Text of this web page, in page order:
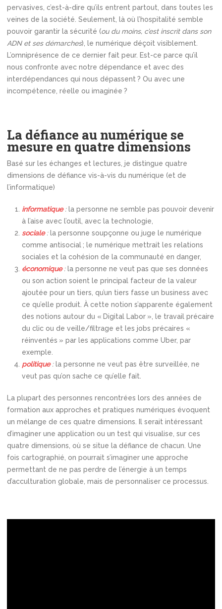
pervasives, c’est-à-dire qu’ils entrent partout, dans toutes les
veines de la société. Seulement, là où l’hospitalité semble
pouvoir garantir la sécurité (ou du moins, c’est inscrit dans son
ADN et ses démarches), le numérique déçoit visiblement.
L’omniprésence de ce dernier fait peur. Est-ce parce qu’il
nous confronte avec notre dépendance et avec des
interdépendances qui nous dépassent ? Ou avec une
incompétence, réelle ou imaginée ?
La défiance au numérique se
mesure en quatre dimensions
Basé sur les échanges et lectures, je distingue quatre
dimensions de défiance vis-à-vis du numérique (et de
l’informatique)
informatique: la personne ne semble pas pouvoir devenir
à l’aise avec l’outil, avec la technologie,
sociale: la personne soupçonne ou juge le numérique
comme antisocial ; le numérique mettrait les relations
sociales et la cohésion de la communauté en danger,
économique:la personne ne veut pas que ses données
ou son action soient le principal facteur de la valeur
ajoutée pour un tiers, qu’un tiers fasse un business avec
ce qu’elle produit. À cette notion s’apparente également
des notions autour du « Digital Labor », le travail précaire
du clic ou de veille/filtrage et les jobs précaires «
réinventés » par les applications comme Uber, par
exemple.
politique: la personne ne veut pas être surveillée, ne
veut pas qu’on sache ce qu’elle fait.
La plupart des personnes rencontrées lors des années de
formation aux approches et pratiques numériques évoquent
un mélange de ces quatre dimensions. Il serait intéressant
d’imaginer une application ou un test qui visualise, sur ces
quatre dimensions, où se situe la défiance de chacun. Une
fois cartographié, on pourrait s’imaginer une approche
permettant de ne pas perdre de l’énergie à un temps
d’acculturation globale, mais de personnaliser ce processus.